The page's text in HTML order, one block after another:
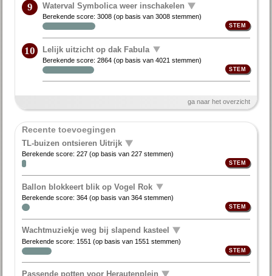
9 Waterval Symbolica weer inschakelen
Berekende score:3008 (op basis van3008 stemmen)
10 Lelijk uitzicht op dak Fabula
Berekende score:2864 (op basis van4021 stemmen)
ga naar het overzicht
Recente toevoegingen
TL-buizen ontsieren Uitrijk
Berekende score:227 (op basis van227 stemmen)
Ballon blokkeert blik op Vogel Rok
Berekende score:364 (op basis van364 stemmen)
Wachtmuziekje weg bij slapend kasteel
Berekende score: 1551 (op basis van 1551 stemmen)
Passende potten voor Herautenplein